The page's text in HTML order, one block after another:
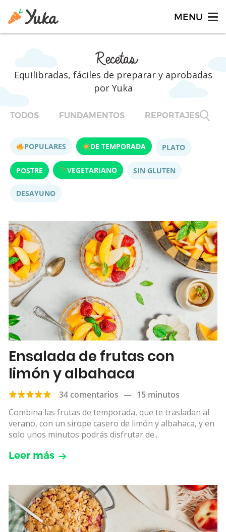
Recetas
Equilibradas, fáciles de preparar y aprobadas
por Yuka
TODOS FUNDAMENTOS REPORTAJES
POPULARES DE TEMPORADA PLATO
POSTRE VEGETARIANO SIN GLUTEN
DESAYUNO
Ensalada de frutas con
limón y albahaca
34 comentarios — 15 minutos
Combina las frutas de temporada, que te trasladan al
verano, con un sirope casero de limón y albahaca, y en
solo unos minutos podrás disfrutar de...
Leer más